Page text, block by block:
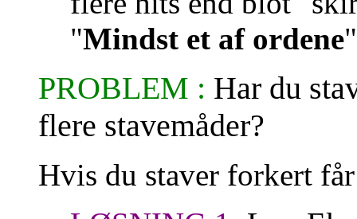
"Mindst et af ordene"
PROBLEM : Har du
flere stavemåder?
Hvis du staver forkert